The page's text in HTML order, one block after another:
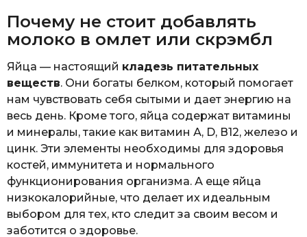
Почему не стоит добавлять
молоко в омлет или скрэмбл
Яйца — настоящий кладезь питательных
веществ. Они богаты белком, который помогает
нам чувствовать себя сытыми и дает энергию на
весь день. Кроме того, яйца содержат витамины
и минералы, такие как витамин А, D, В12, железо и
цинк. Эти элементы необходимы для здоровья
костей, иммунитета и нормального
функционирования организма. А еще яйца
низкокалорийные, что делает их идеальным
выбором для тех, кто следит за своим весом и
заботится о здоровье.